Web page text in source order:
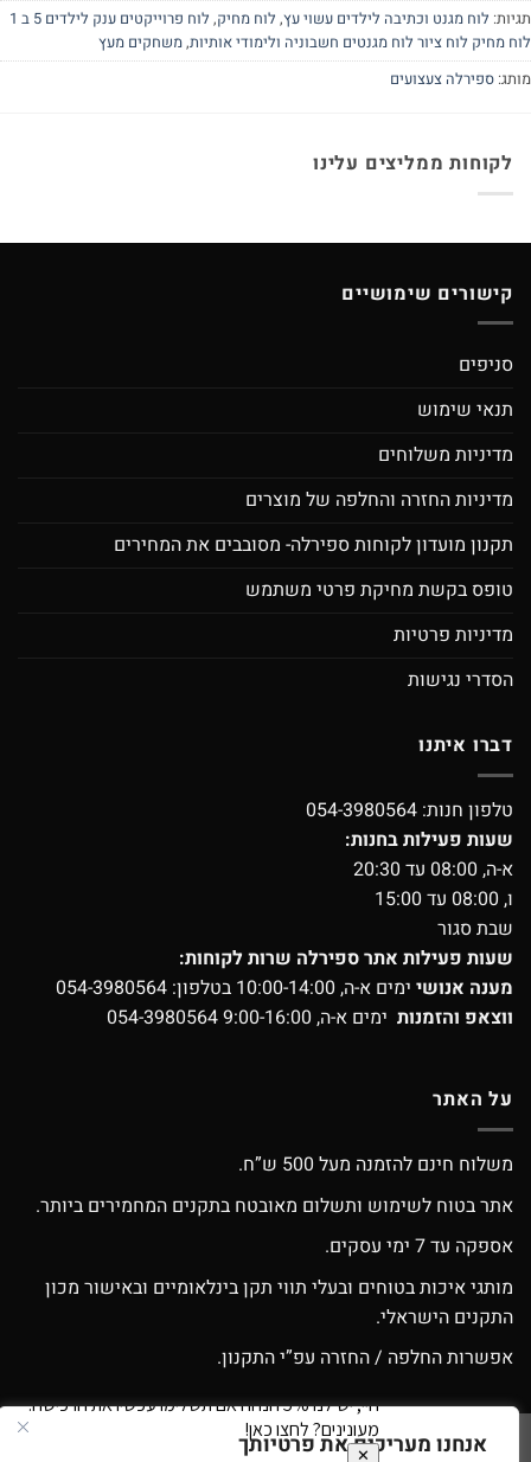
אנחנו מעריכים את פרטיותך
לוח מגנט וכתיבה לילדים עשוי עץ,לוח מחיק,
לוח פרוייקטים ענק לילדים 5 ב 1
מחיק לוח ציור לוח מגנטים חשבוניה ולימודי אותיות,משחקים מעץ
ספירלה צעצועים
לקוחות ממליצים עלינו
קישורים שימושיים
סניפים
תנאי שימוש
מדיניות משלוחים
מדיניות החזרה והחלפה של מוצרים
תקנון מועדון לקוחות ספירלה- מסובבים את המחירים
טופס בקשת מחיקת פרטי משתמש
מדיניות פרטיות
הסדרי נגישות
דברו איתנו
טלפון חנות:054-3980564
שעות פעילות בחנות:
א-ה, 08:00 עד 20:30
ו, 08:00 עד 15:00
שבת סגור
שעות פעילות אתר ספירלה שרות לקוחות:
מענה אנושיימים א-ה, 10:00-14:00 בטלפון:
054-3980564
ווצאפ והזמנותימים א-ה, 9:00-16:00 054-3980564
על האתר
משלוח חינם להזמנה מעל 500 ש”ח.
אתר בטוח לשימוש ותשלום מאובטח בתקנים המחמירים ביותר.
אספקה עד 7 ימי עסקים.
מותגי איכות בטוחים ובעלי תווי תקן בינלאומיים ובאישור מכון
התקנים הישראלי.
אפשרות החלפה / החזרה עפ”י התקנון.
Visa
MasterCard
American